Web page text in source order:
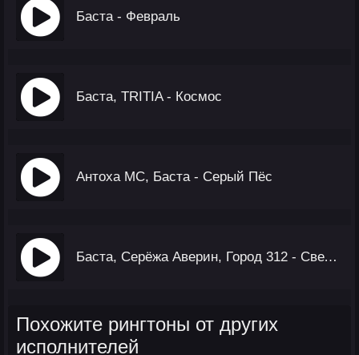
Баста - Февраль
Баста, TRITIA - Космос
Антоха МС, Баста - Серый Пёс
Баста, Серёжа Аверин, Город 312 - Светом (OST С Самых Низов)
Похожите рингтоны от других
исполнителей